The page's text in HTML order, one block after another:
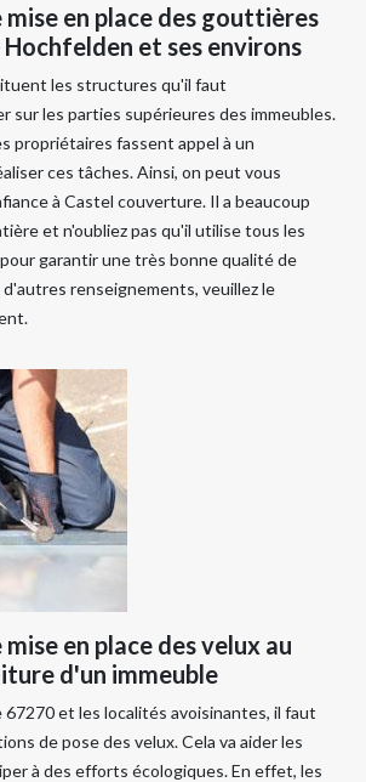
mise en place des gouttières
Hochfelden et ses environs
les structures qu'il faut
sur les parties supérieures des immeubles.
propriétaires fassent appel à un
ces tâches. Ainsi, on peut vous
à Castel couverture. Il a beaucoup
et n'oubliez pas qu'il utilise tous les
garantir une très bonne qualité de
d'autres renseignements, veuillez le
en place des velux au
d'un immeuble
67270 et les localités avoisinantes, il faut
de pose des velux. Cela va aider les
à des efforts écologiques. En effet, les